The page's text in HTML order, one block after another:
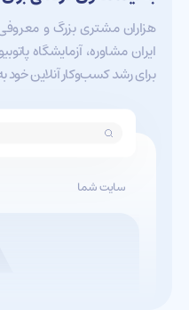
هزاران مشتری بزرگ و
ایران مشاوره، آزمایشگاه
برای رشد کسب‌و‌کار آنلاین خود
سایت شما